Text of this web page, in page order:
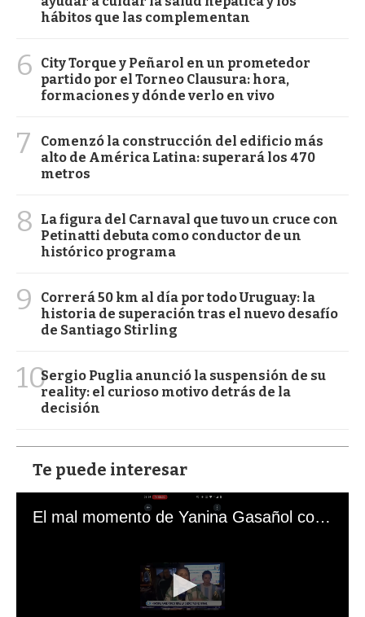
hábitos que las complementan
6
City Torque y Peñarol en un prometedor
partido por el Torneo Clausura: hora,
formaciones y dónde verlo en vivo
7
Comenzó la construcción del edificio más
alto de América Latina: superará los 470
metros
8
La figura del Carnaval que tuvo un cruce con
Petinatti debuta como conductor de un
histórico programa
9
Correrá 50 km al día por todo Uruguay: la
historia de superación tras el nuevo desafío
de Santiago Stirling
10Sergio Puglia anunció la suspensión de su
reality: el curioso motivo detrás de la
decisión
Te puede interesar
El mal momento de Yanina Gasañol con un hincha argentino en "Subrayado"